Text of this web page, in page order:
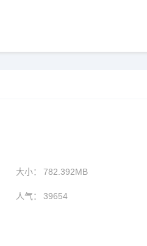
大小： 782.392MB
人气： 39654